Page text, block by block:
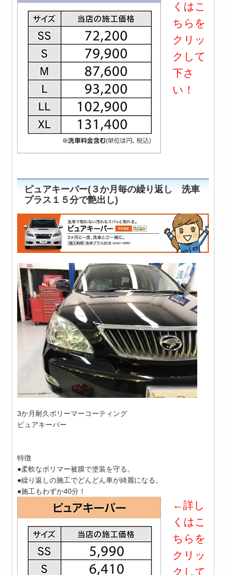
くはこ
ちらを
クリッ
クして
下さ
い！
ピュアキーパー(３か月毎の繰り返し 洗車
プラス１５分で艶出し)
3か月耐久ポリーマーコーティング
ピュアキーパー
特徴
●柔軟なポリマー被膜で塗装を守る。
●繰り返しの施工でどんどん車が綺麗になる。
●施工もわずか40分！
←詳し
くはこ
ちらを
クリッ
クして